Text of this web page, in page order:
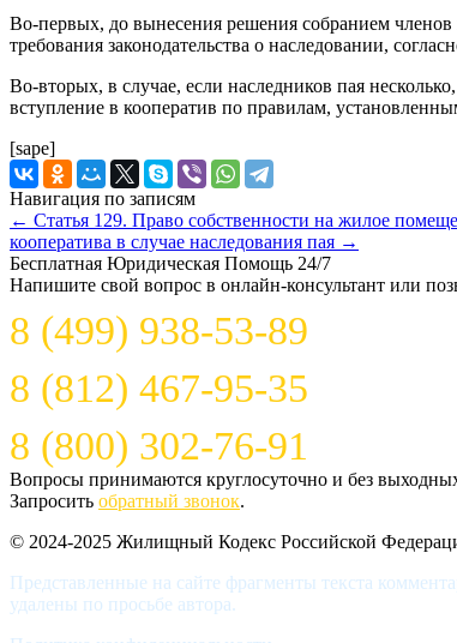
Во-первых, до вынесения решения собранием
требования законодательства о наследовании,
Во-вторых, в случае, если наследников пая
вступление в кооператив по правилам,
[sape]
Навигация по записям
← Статья 129. Право собственности на жилое
кооператива в случае наследования пая →
Бесплатная Юридическая Помощь 24/7
Напишите свой вопрос в онлайн-консультант или
8 (499) 938-53-89
8 (812) 467-95-35
8 (800) 302-76-91
Вопросы принимаются круглосуточно и без
Запросить обратный звонок.
© 2024-2025 Жилищный Кодекс Российской
Представленные на сайте фрагменты текста
удалены по просьбе автора.